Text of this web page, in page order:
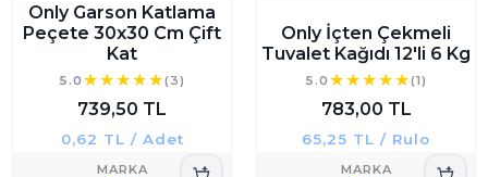
Only Garson Katlama
Peçete 30x30 Cm Çift
Kat
5.0 (3)
739,50 TL
0,62 TL / Adet
Only İçten Çekmeli
Tuvalet Kağıdı 12'li 6 Kg
5.0 (1)
783,00 TL
65,25 TL / Rulo